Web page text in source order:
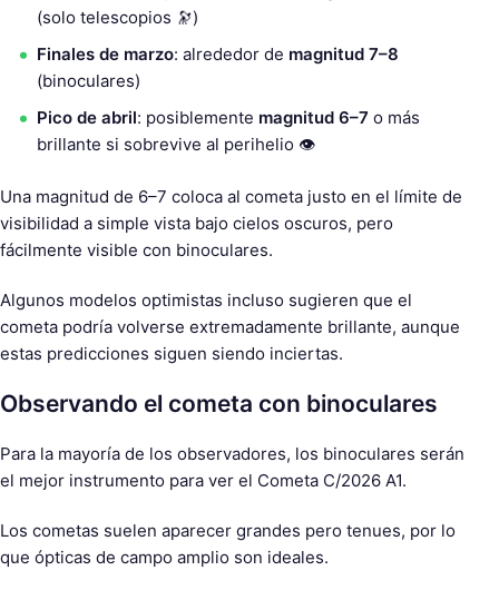
(solo telescopios 🔭)
Finales de marzo: alrededor de magnitud 7–8
(binoculares)
Pico de abril: posiblemente magnitud 6–7 o más
brillante si sobrevive al perihelio 👁
Una magnitud de 6–7 coloca al cometa justo en el límite de
visibilidad a simple vista bajo cielos oscuros, pero
fácilmente visible con binoculares.
Algunos modelos optimistas incluso sugieren que el
cometa podría volverse extremadamente brillante, aunque
estas predicciones siguen siendo inciertas.
Observando el cometa con binoculares
Para la mayoría de los observadores, los binoculares serán
el mejor instrumento para ver el Cometa C/2026 A1.
Los cometas suelen aparecer grandes pero tenues, por lo
que ópticas de campo amplio son ideales.